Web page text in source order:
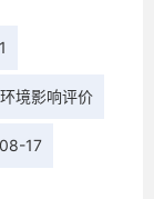
环境影响评价
17